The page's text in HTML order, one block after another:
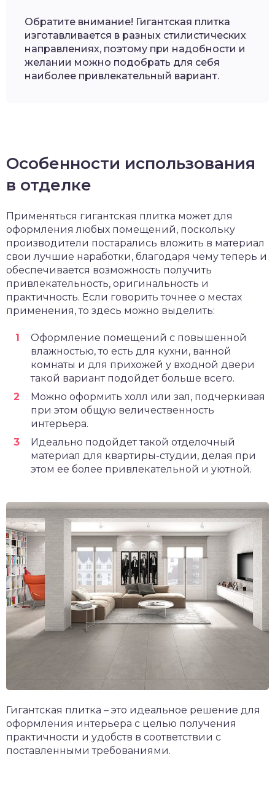
Обратите внимание! Гигантская плитка
изготавливается в разных стилистических
направлениях, поэтому при надобности и
желании можно подобрать для себя
наиболее привлекательный вариант.
Особенности использования
в отделке
Применяться гигантская плитка может для
оформления любых помещений, поскольку
производители постарались вложить в материал
свои лучшие наработки, благодаря чему теперь и
обеспечивается возможность получить
привлекательность, оригинальность и
практичность. Если говорить точнее о местах
применения, то здесь можно выделить:
Оформление помещений с повышенной
влажностью, то есть для кухни, ванной
комнаты и для прихожей у входной двери
такой вариант подойдет больше всего.
Можно оформить холл или зал, подчеркивая
при этом общую величественность
интерьера.
Идеально подойдет такой отделочный
материал для квартиры-студии, делая при
этом ее более привлекательной и уютной.
Гигантская плитка – это идеальное решение для
оформления интерьера с целью получения
практичности и удобств в соответствии с
поставленными требованиями.